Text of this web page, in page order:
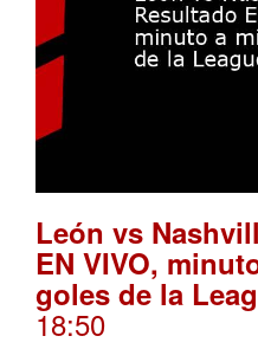
León vs
EN VIVO,
goles de la
18:50